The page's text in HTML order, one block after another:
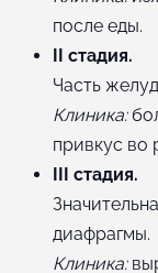
после еды.
II стадия.
Часть
Клиника:
привкус во
III стадия.
диафрагмы.
Клиника: